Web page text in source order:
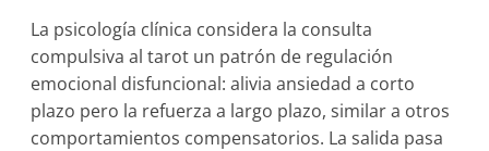
La psicología clínica considera la consulta
compulsiva al tarot un patrón de regulación
emocional disfuncional: alivia ansiedad a corto
plazo pero la refuerza a largo plazo, similar a otros
comportamientos compensatorios. La salida pasa